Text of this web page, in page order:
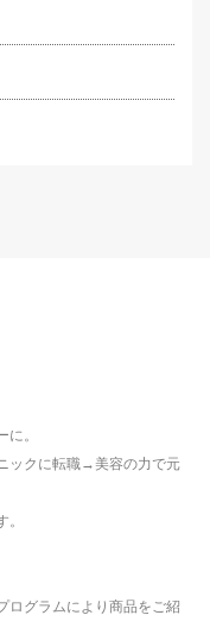
。
ックに転職→美容の力で元
ログラムにより商品をご紹